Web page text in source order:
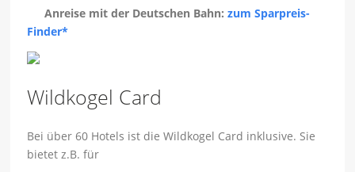
Anreise mit der Deutschen Bahn: zum Sparpreis-
Finder*
Wildkogel Card
Bei über 60 Hotels ist die Wildkogel Card inklusive. Sie
bietet z.B. für